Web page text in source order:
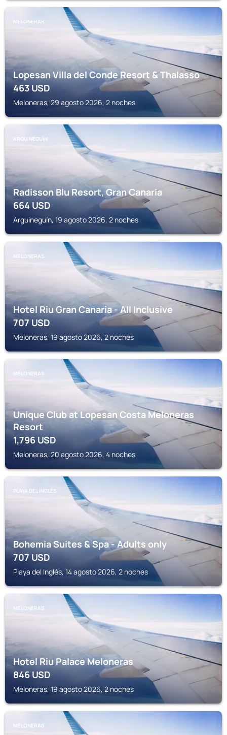
MELONERAS
Lopesan Villa del Conde Resort & Thalasso
463USD
Meloneras, 29 agosto 2026, 2 noches
ARGUINEGUÍN
Radisson Blu Resort, Gran Canaria
664USD
Arguineguín, 19 agosto 2026, 2 noches
MELONERAS
Hotel Riu Gran Canaria - All Inclusive
707USD
Meloneras, 19 agosto 2026, 2 noches
MELONERAS
Unique Club at Lopesan Costa Meloneras
Resort
1,796USD
Meloneras, 20 agosto 2026, 4 noches
PLAYA DEL INGLÉS
Bohemia Suites & Spa - Adults only
707USD
Playa del Inglés, 14 agosto 2026, 2 noches
MELONERAS
Hotel Riu Palace Meloneras
846USD
Meloneras, 19 agosto 2026, 2 noches
MELONERAS